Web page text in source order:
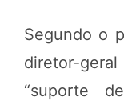
Segundo o
diretor-geral
“suporte